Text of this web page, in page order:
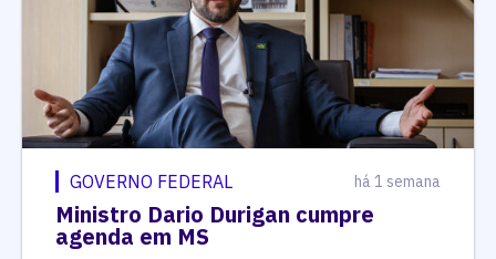
GOVERNO FEDERAL há 1 semana
Ministro Dario Durigan cumpre
agenda em MS